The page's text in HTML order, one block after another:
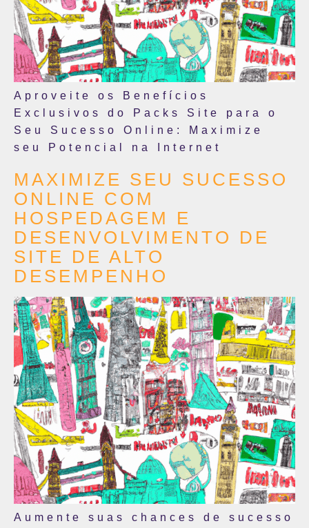
Aproveite os Benefícios
Exclusivos do Packs Site para o
Seu Sucesso Online: Maximize
seu Potencial na Internet
MAXIMIZE SEU SUCESSO
ONLINE COM
HOSPEDAGEM E
DESENVOLVIMENTO DE
SITE DE ALTO
DESEMPENHO
Aumente suas chances de sucesso